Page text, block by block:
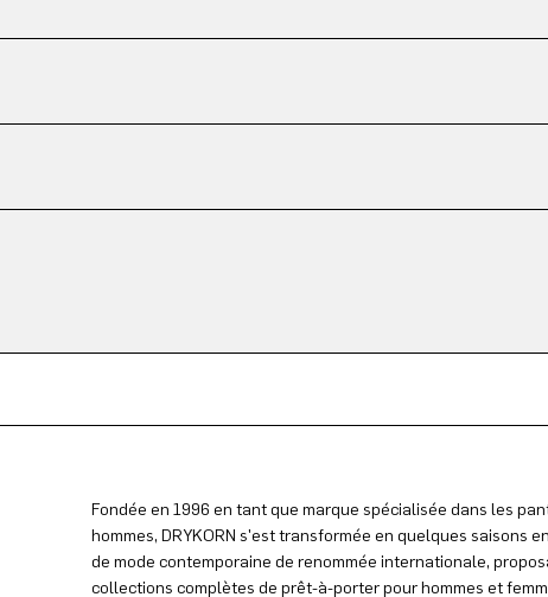
Fondée en 1996 en tant que marque spécialisée dans les
hommes, DRYKORN s'est transformée en quelques saisons
de mode contemporaine de renommée internationale,
collections complètes de prêt-à-porter pour hommes et